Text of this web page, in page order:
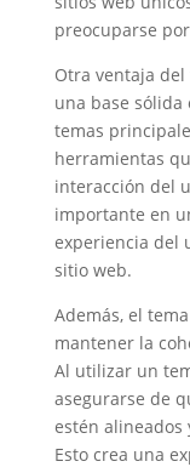
preocuparse
Otra ventaja
una base
temas
herramientas
interacción del
importante en
experiencia del
sitio web.
Además, el
mantener la
Al utilizar un
asegurarse de
estén alineados
Esto crea una